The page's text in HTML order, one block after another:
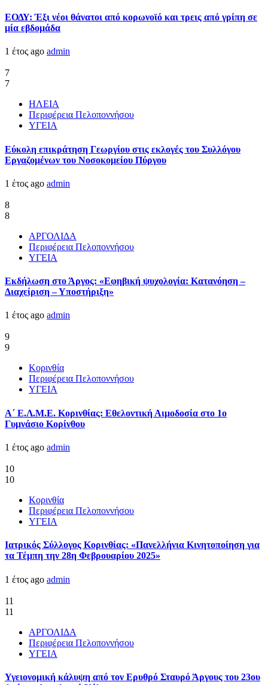
ΕΟΔΥ: Έξι νέοι θάνατοι από κορωνοϊό και τρεις από γρίπη σε
μία εβδομάδα
1 έτος ago admin
7
7
ΗΛΕΙΑ
Περιφέρεια Πελοποννήσου
ΥΓΕΙΑ
Εύκολη επικράτηση Γεωργίου στις εκλογές του Συλλόγου
Εργαζομένων του Νοσοκομείου Πύργου
1 έτος ago admin
8
8
ΑΡΓΟΛΙΔΑ
Περιφέρεια Πελοποννήσου
ΥΓΕΙΑ
Εκδήλωση στο Άργος: «Εφηβική ψυχολογία: Κατανόηση –
Διαχείριση – Υποστήριξη»
1 έτος ago admin
9
9
Κορινθία
Περιφέρεια Πελοποννήσου
ΥΓΕΙΑ
Α΄ Ε.Λ.Μ.Ε. Κορινθίας: Εθελοντική Αιμοδοσία στο 1ο
Γυμνάσιο Κορίνθου
1 έτος ago admin
10
10
Κορινθία
Περιφέρεια Πελοποννήσου
ΥΓΕΙΑ
Ιατρικός Σύλλογος Κορινθίας: «Πανελλήνια Κινητοποίηση για
τα Τέμπη την 28η Φεβρουαρίου 2025»
1 έτος ago admin
11
11
ΑΡΓΟΛΙΔΑ
Περιφέρεια Πελοποννήσου
ΥΓΕΙΑ
Υγειονομική κάλυψη από τον Ερυθρό Σταυρό Άργους του 23ου